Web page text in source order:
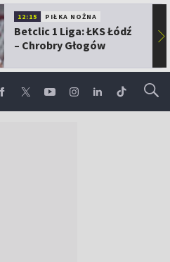
12:15 PIŁKA NOŻNA
Betclic 1 Liga: ŁKS Łódź
– Chrobry Głogów
▶